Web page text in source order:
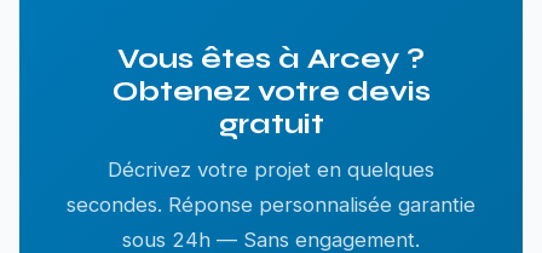
Vous êtes à Arcey ?
Obtenez votre devis
gratuit
Décrivez votre projet en quelques
secondes. Réponse personnalisée garantie
sous 24h — Sans engagement.